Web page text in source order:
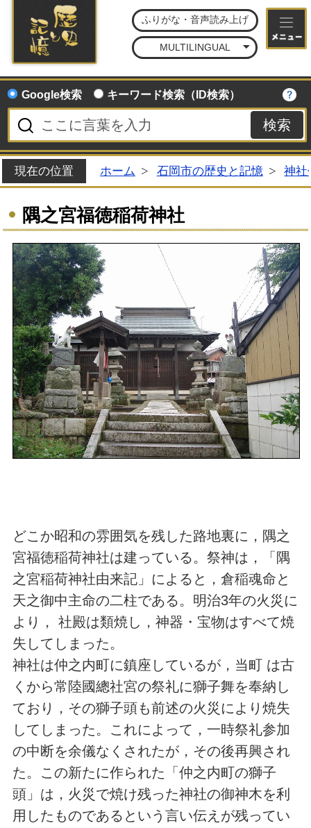
石
ふりがな・音声読み上げ
MULTILINGUAL
Google検索 キーワード検索（ID検索）
現在の位置 ホーム 石岡市の歴史と記憶 神社
隅之宮福徳稲荷神社
どこか昭和の雰囲気を残した路地裏に，隅之
宮福徳稲荷神社は建っている。祭神は，「隅
之宮稲荷神社由来記」によると，倉稲魂命と
天之御中主命の二柱である。明治3年の火災に
より， 社殿は類焼し，神器・宝物はすべて焼
失してしまった。
神社は仲之内町に鎮座しているが，当町 は古
くから常陸國總社宮の祭礼に獅子舞を奉納し
ており，その獅子頭も前述の火災により焼失
してしまった。これによって，一時祭礼参加
の中断を余儀なくされたが，その後再興され
た。この新たに作られた「仲之内町の獅子
頭」は，火災で焼け残った神社の御神木を利
用したものであるという言い伝えが残ってい